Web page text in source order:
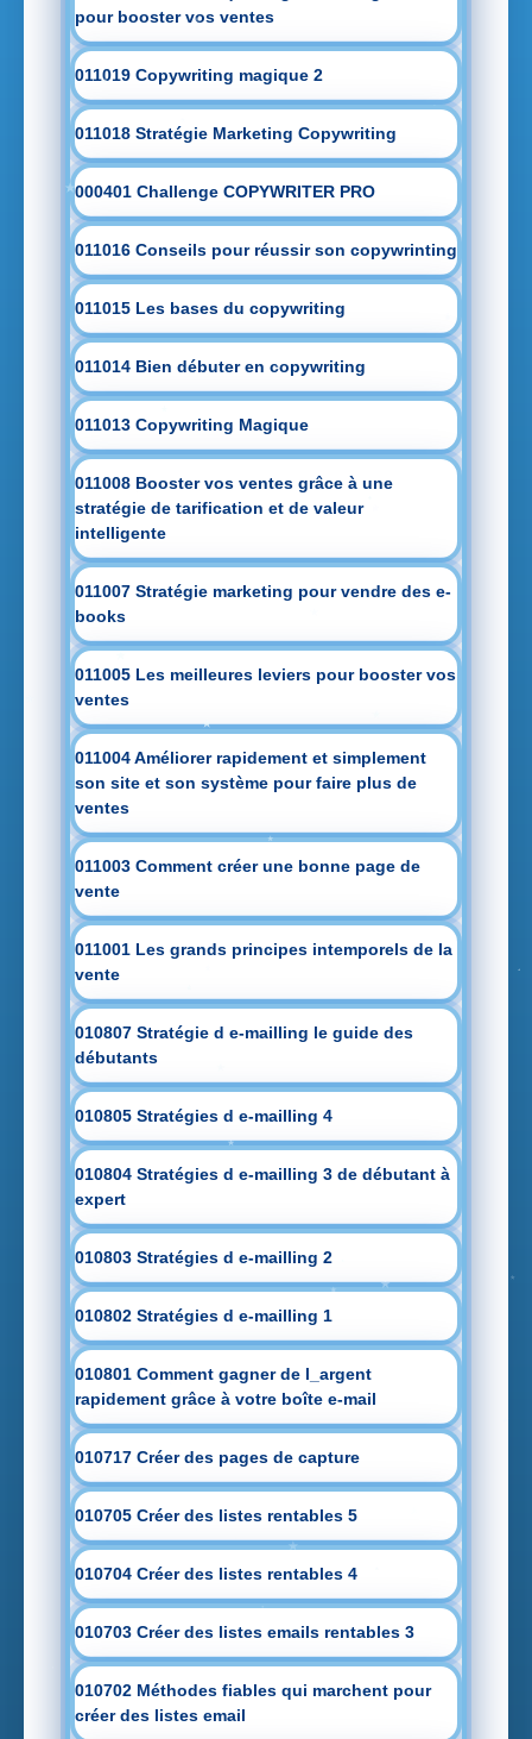
pour booster vos ventes
011019 Copywriting magique 2
011018 Stratégie Marketing Copywriting
000401 Challenge COPYWRITER PRO
011016 Conseils pour réussir son copywrinting
011015 Les bases du copywriting
011014 Bien débuter en copywriting
011013 Copywriting Magique
011008 Booster vos ventes grâce à une
stratégie de tarification et de valeur
intelligente
011007 Stratégie marketing pour vendre des e-
books
011005 Les meilleures leviers pour booster vos
ventes
011004 Améliorer rapidement et simplement
son site et son système pour faire plus de
ventes
011003 Comment créer une bonne page de
vente
011001 Les grands principes intemporels de la
vente
010807 Stratégie d e-mailling le guide des
débutants
010805 Stratégies d e-mailling 4
010804 Stratégies d e-mailling 3 de débutant à
expert
010803 Stratégies d e-mailling 2
010802 Stratégies d e-mailling 1
010801 Comment gagner de l_argent
rapidement grâce à votre boîte e-mail
010717 Créer des pages de capture
010705 Créer des listes rentables 5
010704 Créer des listes rentables 4
010703 Créer des listes emails rentables 3
010702 Méthodes fiables qui marchent pour
créer des listes email